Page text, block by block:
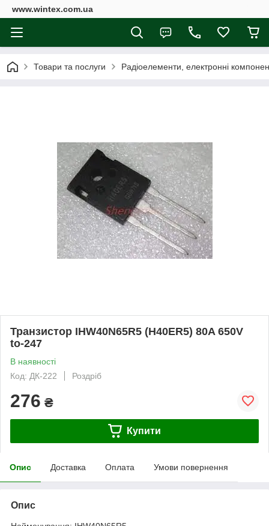
www.wintex.com.ua
Товари та послуги Радіоелементи, електронні
Транзистор IHW40N65R5 (H40ER5) 80A 650V
to-247
В наявності
Код: ДК-222
Роздріб
276 ₴
Купити
Опис Доставка Оплата Умови повернення
Опис